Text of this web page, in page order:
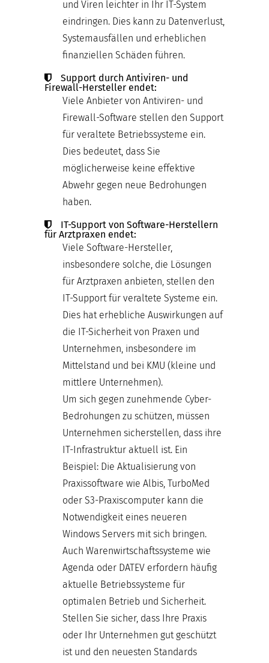
und Viren leichter in Ihr IT-System
eindringen. Dies kann zu Datenverlust,
Systemausfällen und erheblichen
finanziellen Schäden führen.
Support durch Antiviren- und
Firewall-Hersteller endet:
Viele Anbieter von Antiviren- und
Firewall-Software stellen den Support
für veraltete Betriebssysteme ein.
Dies bedeutet, dass Sie
möglicherweise keine effektive
Abwehr gegen neue Bedrohungen
haben.
IT-Support von Software-Herstellern
für Arztpraxen endet:
Viele Software-Hersteller,
insbesondere solche, die Lösungen
für Arztpraxen anbieten, stellen den
IT-Support für veraltete Systeme ein.
Dies hat erhebliche Auswirkungen auf
die IT-Sicherheit von Praxen und
Unternehmen, insbesondere im
Mittelstand und bei KMU (kleine und
mittlere Unternehmen).
Um sich gegen zunehmende Cyber-
Bedrohungen zu schützen, müssen
Unternehmen sicherstellen, dass ihre
IT-Infrastruktur aktuell ist. Ein
Beispiel: Die Aktualisierung von
Praxissoftware wie Albis, TurboMed
oder S3-Praxiscomputer kann die
Notwendigkeit eines neueren
Windows Servers mit sich bringen.
Auch Warenwirtschaftssysteme wie
Agenda oder DATEV erfordern häufig
aktuelle Betriebssysteme für
optimalen Betrieb und Sicherheit.
Stellen Sie sicher, dass Ihre Praxis
oder Ihr Unternehmen gut geschützt
ist und den neuesten Standards